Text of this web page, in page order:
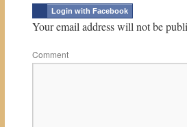
Login with Facebook
Your email address will not be
Comment